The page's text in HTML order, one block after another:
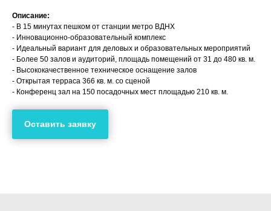
Описание:
- В 15 минутах пешком от станции метро ВДНХ
- Инновационно-образовательный комплекс
- Идеальный вариант для деловых и образовательных мероприятий
- Более 50 залов и аудиторий, площадь помещений от 31 до 480 кв. м.
- Высококачественное техническое оснащение залов
- Открытая терраса 366 кв. м. со сценой
- Конференц зал на 150 посадочных мест площадью 210 кв. м.
Оставить заявку